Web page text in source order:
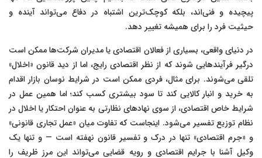
پیچیده و فنی‌اند، بلکه کوچک‌ترین اشتباه در دفاع می‌تواند آینده و
حیثیت فرد را برای همیشه تغییر دهد.
در دنیای واقعی، بسیاری از فعالان اقتصادی یا مدیران شرکت‌ها ممکن است
درگیر فرآیندهایی شوند که از نظر اقتصادی رایج، اما از دید قانون «اخلال»
تلقی می‌شوند. برای مثال، فردی ممکن است در شرایط نوسان بازار اقدام
به خرید و انبار کالایی کند تا سود بیشتری کسب کند؛ اما همین عمل در
شرایط خاص اقتصادی، از سوی نهادهای نظارتی به عنوان احتکار یا اخلال در
نظام توزیع تفسیر می‌شود. اینجاست که تفاوت میان «عمل تجاری قانونی»
و «جرم اقتصادی» تنها در درک و تفسیر قانون نهفته است — و تنها یک
وکیل آشنا با جرایم اقتصادی و رویه قضایی می‌تواند این مرز ظریف را